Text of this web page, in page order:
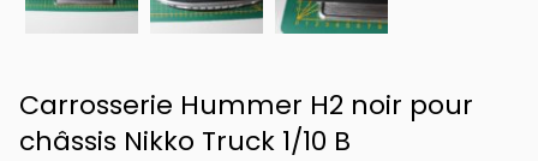
Carrosserie Hummer H2 noir pour
châssis Nikko Truck 1/10 B